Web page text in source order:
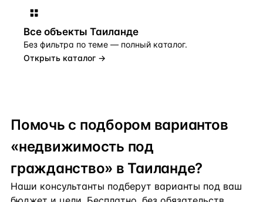
Все объекты Таиланде
Без фильтра по теме — полный каталог.
Открыть каталог →
Помочь с подбором вариантов
«недвижимость под
гражданство» в Таиланде?
Наши консультанты подберут варианты под ваш